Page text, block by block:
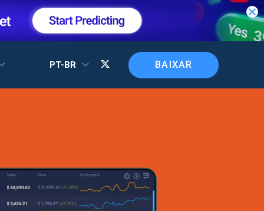
PT-BR BAIXAR